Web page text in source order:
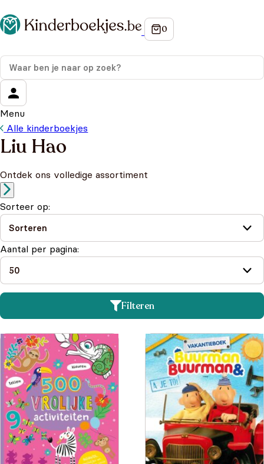
Menu
Alle kinderboekjes
Liu Hao
Ontdek ons volledige assortiment
Sorteer op:
Aantal per pagina:
Filteren